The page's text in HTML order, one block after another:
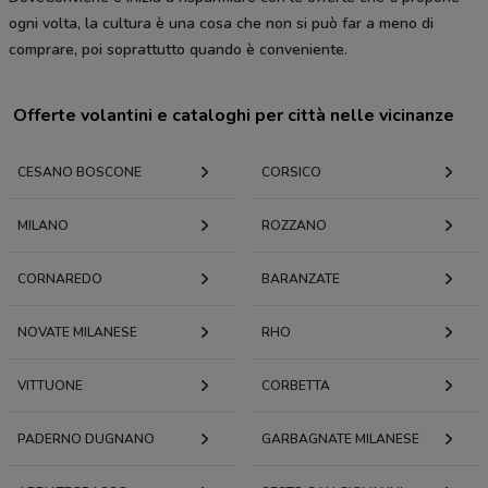
ogni volta, la cultura è una cosa che non si può far a meno di
comprare, poi soprattutto quando è conveniente.
Offerte volantini e cataloghi per città nelle vicinanze
CESANO BOSCONE CORSICO
MILANO ROZZANO
CORNAREDO BARANZATE
NOVATE MILANESE RHO
VITTUONE CORBETTA
PADERNO DUGNANO GARBAGNATE MILANESE